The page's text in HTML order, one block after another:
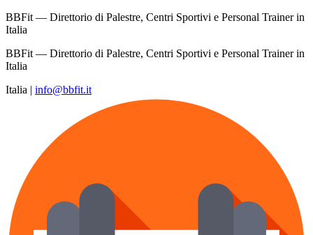
BBFit — Direttorio di Palestre, Centri Sportivi e Personal Trainer in
Italia
BBFit — Direttorio di Palestre, Centri Sportivi e Personal Trainer in
Italia
Italia | info@bbfit.it